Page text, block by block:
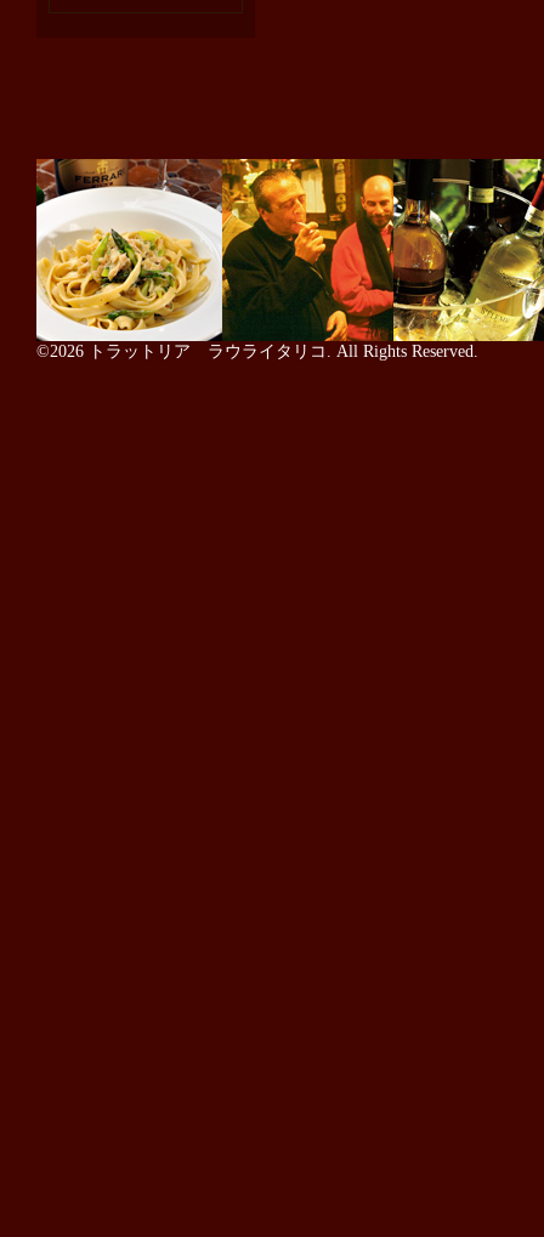
©2026 トラットリア ラウライタリコ . All Rights Reserved.